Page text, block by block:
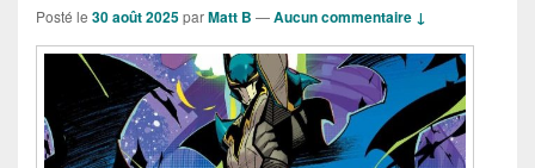
Posté le 30 août 2025parMatt B —Aucun commentaire ↓